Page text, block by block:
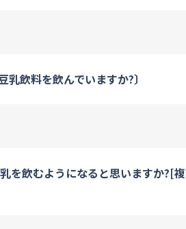
飲料を飲んでいますか?〕
を飲むようになると思いますか?[